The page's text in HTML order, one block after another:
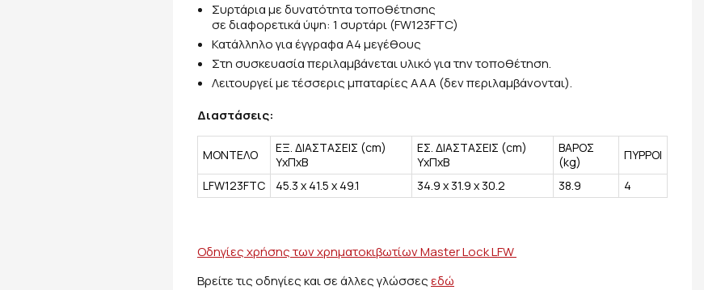
Συρτάρια με δυνατότητα τοποθέτησης
σε διαφορετικά ύψη: 1 συρτάρι (FW123FTC)
Κατάλληλο για έγγραφα Α4 μεγέθους
Στη συσκευασία περιλαμβάνεται υλικό για την τοποθέτηση.
Λειτουργεί με τέσσερις μπαταρίες AAA (δεν περιλαμβάνονται).
Διαστάσεις:
ΜΟΝΤΕΛΟ
ΕΞ. ΔΙΑΣΤΑΣΕΙΣ (cm)
YxΠxB
ΕΣ. ΔΙΑΣΤΑΣΕΙΣ (cm)
YxΠxB
ΒΑΡΟΣ
(kg)
ΠΥΡΡΟΙ
LFW123FTC
45.3 x 41.5 x 49.1 34.9 x 31.9 x 30.2 38.9 4
Οδηγίες χρήσης των χρηματοκιβωτίων Master Lock LFW
Βρείτε τις οδηγίες και σε άλλες γλώσσεςεδώ